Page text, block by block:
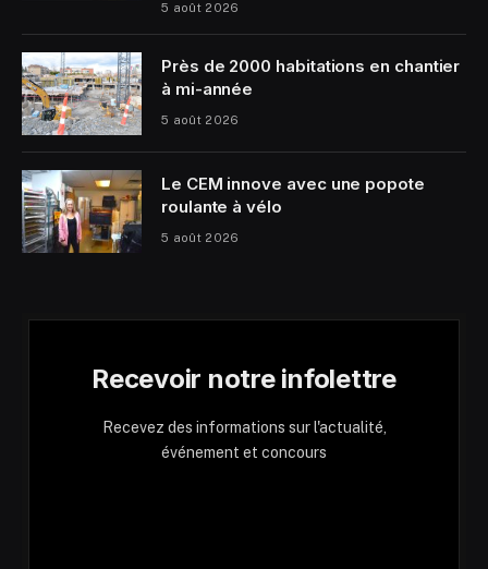
5 août 2026
Près de 2000 habitations en chantier
à mi-année
5 août 2026
Le CEM innove avec une popote
roulante à vélo
5 août 2026
Recevoir notre infolettre
Recevez des informations sur l'actualité,
événement et concours